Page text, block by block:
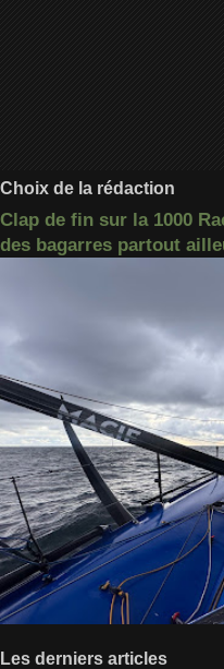
Choix de la rédaction
Clap de fin sur la 1000
des bagarres partout
Les derniers articles